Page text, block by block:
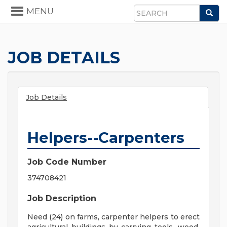
Search
Toggle
navigation
MENU
JOB DETAILS
Job Details
Helpers--Carpenters
Job Code Number
374708421
Job Description
Need (24) on farms, carpenter helpers to erect